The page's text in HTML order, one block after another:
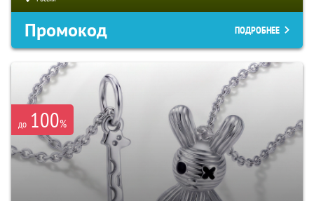
Промокод ПОДРОБНЕЕ
до 100%